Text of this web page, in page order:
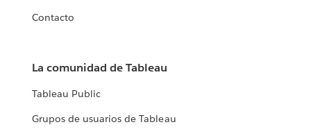
Contacto
La comunidad de Tableau
Tableau Public
Grupos de usuarios de Tableau